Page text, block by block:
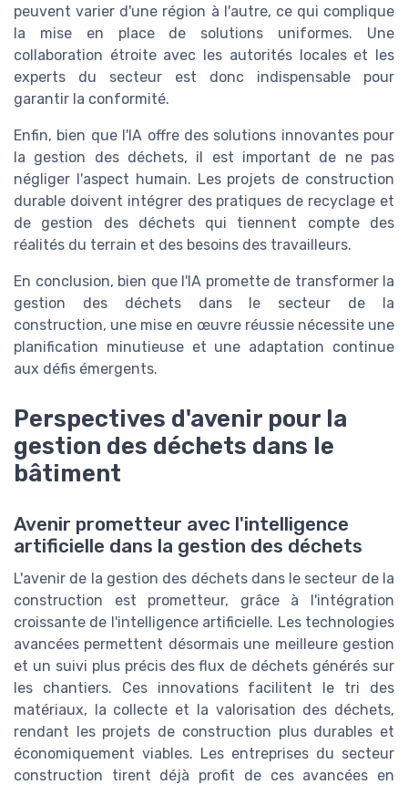
peuvent varier d'une région à l'autre, ce qui complique
la mise en place de solutions uniformes. Une
collaboration étroite avec les autorités locales et les
experts du secteur est donc indispensable pour
garantir la conformité.
Enfin, bien que l'IA offre des solutions innovantes pour
la gestion des déchets, il est important de ne pas
négliger l'aspect humain. Les projets de construction
durable doivent intégrer des pratiques de recyclage et
de gestion des déchets qui tiennent compte des
réalités du terrain et des besoins des travailleurs.
En conclusion, bien que l'IA promette de transformer la
gestion des déchets dans le secteur de la
construction, une mise en œuvre réussie nécessite une
planification minutieuse et une adaptation continue
aux défis émergents.
Perspectives d'avenir pour la
gestion des déchets dans le
bâtiment
Avenir prometteur avec l'intelligence
artificielle dans la gestion des déchets
L'avenir de la gestion des déchets dans le secteur de la
construction est prometteur, grâce à l'intégration
croissante de l'intelligence artificielle. Les technologies
avancées permettent désormais une meilleure gestion
et un suivi plus précis des flux de déchets générés sur
les chantiers. Ces innovations facilitent le tri des
matériaux, la collecte et la valorisation des déchets,
rendant les projets de construction plus durables et
économiquement viables. Les entreprises du secteur
construction tirent déjà profit de ces avancées en